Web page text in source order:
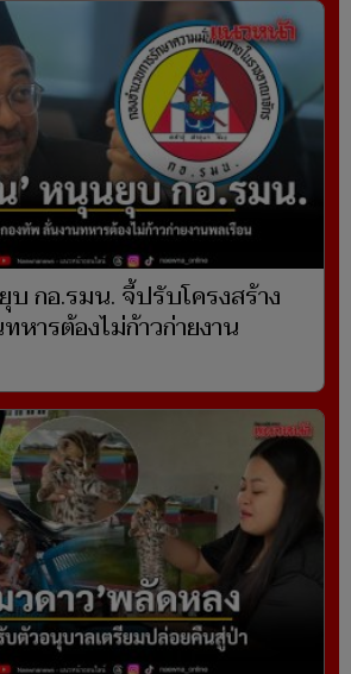
กอ.รมน. จี้ปรับโครงสร้าง
หารต้องไม่ก้าวก่ายงาน